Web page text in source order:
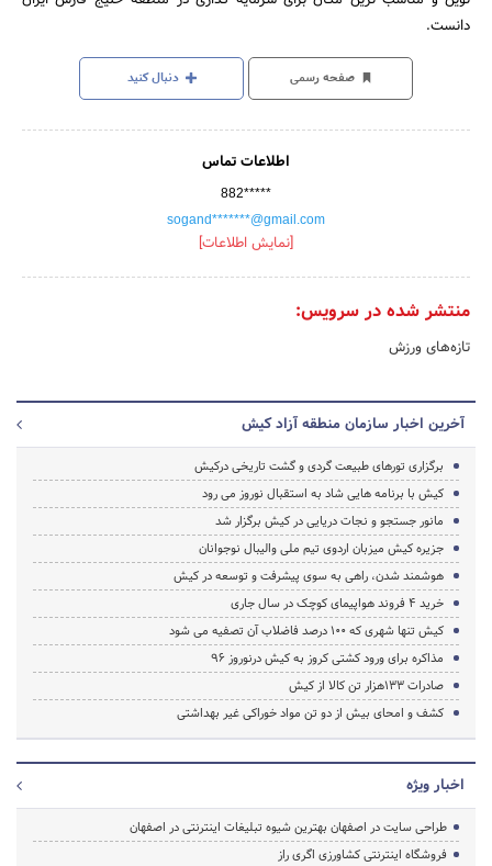
دانست.
صفحه رسمی دنبال کنید
اطلاعات تماس
882*****
sogand*******@gmail.com
[نمایش اطلاعات]
منتشر شده در سرویس:
تازه‌های ورزش
آخرین اخبار سازمان منطقه آزاد کیش
برگزاری تورهای طبیعت گردی و گشت تاریخی درکیش
کیش با برنامه هایی شاد به استقبال نوروز می رود
مانور جستجو و نجات دریایی در کیش برگزار شد
جزیره کیش میزبان اردوی تیم ملی والیبال نوجوانان
هوشمند شدن، راهی به سوی پیشرفت و توسعه در کیش
خرید 4 فروند هواپیمای کوچک در سال جاری
کیش تنها شهری که 100 درصد فاضلاب آن تصفیه می شود
مذاکره برای ورود کشتی کروز به کیش درنوروز 96
صادرات 133هزار تن کالا از کیش
کشف و امحای بیش از دو تن مواد خوراکی غیر بهداشتی
اخبار ویژه
طراحی سایت در اصفهان بهترین شیوه تبلیغات اینترنتی در اصفهان
فروشگاه اینترنتی کشاورزی اگری راز